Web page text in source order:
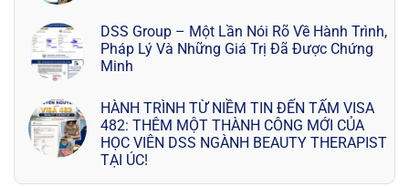
DSS Group – Một Lần Nói Rõ Về Hành Trình,
Pháp Lý Và Những Giá Trị Đã Được Chứng
Minh
HÀNH TRÌNH TỪ NIỀM TIN ĐẾN TẤM VISA
482: THÊM MỘT THÀNH CÔNG MỚI CỦA
HỌC VIÊN DSS NGÀNH BEAUTY THERAPIST
TẠI ÚC!